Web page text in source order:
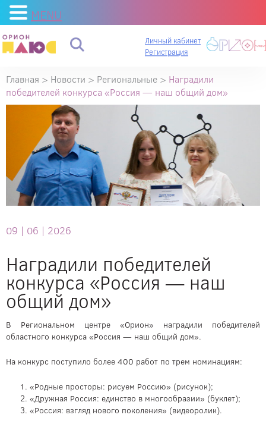
Личный кабинет
Регистрация
Главная > Новости > Региональные > Наградили
победителей конкурса «Россия — наш общий дом»
09 | 06 | 2026
Наградили победителей
конкурса «Россия — наш
общий дом»
В Региональном центре «Орион» наградили победителей
областного конкурса «Россия — наш общий дом».
На конкурс поступило более 400 работ по трем номинациям:
«Родные просторы: рисуем Россию» (рисунок);
«Дружная Россия: единство в многообразии» (буклет);
«Россия: взгляд нового поколения» (видеоролик).
MENU